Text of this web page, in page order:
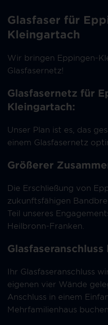
Glasfaser für
Kleingartach
Wir bringen Eppingen-
Glasfasernetz!
Glasfasernetz für
Kleingartach:
Unser Plan ist es, das
einem Glasfasernetz
Größerer
Die Erschließung von
zukunftsfähigen
Teil unseres
Heilbronn-Franken.
Ihr Glasfaseranschluss
eigenen vier Wände
Anschluss in einem
Mehrfamilienhaus buchen.